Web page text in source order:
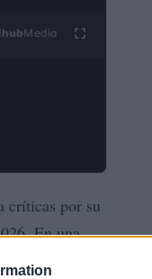
hubMedia
críticas por su
En una
de